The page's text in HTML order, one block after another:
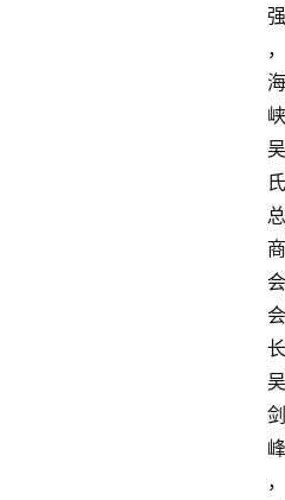
强
，
海
峡
吴
氏
总
商
会
会
长
吴
剑
峰
，